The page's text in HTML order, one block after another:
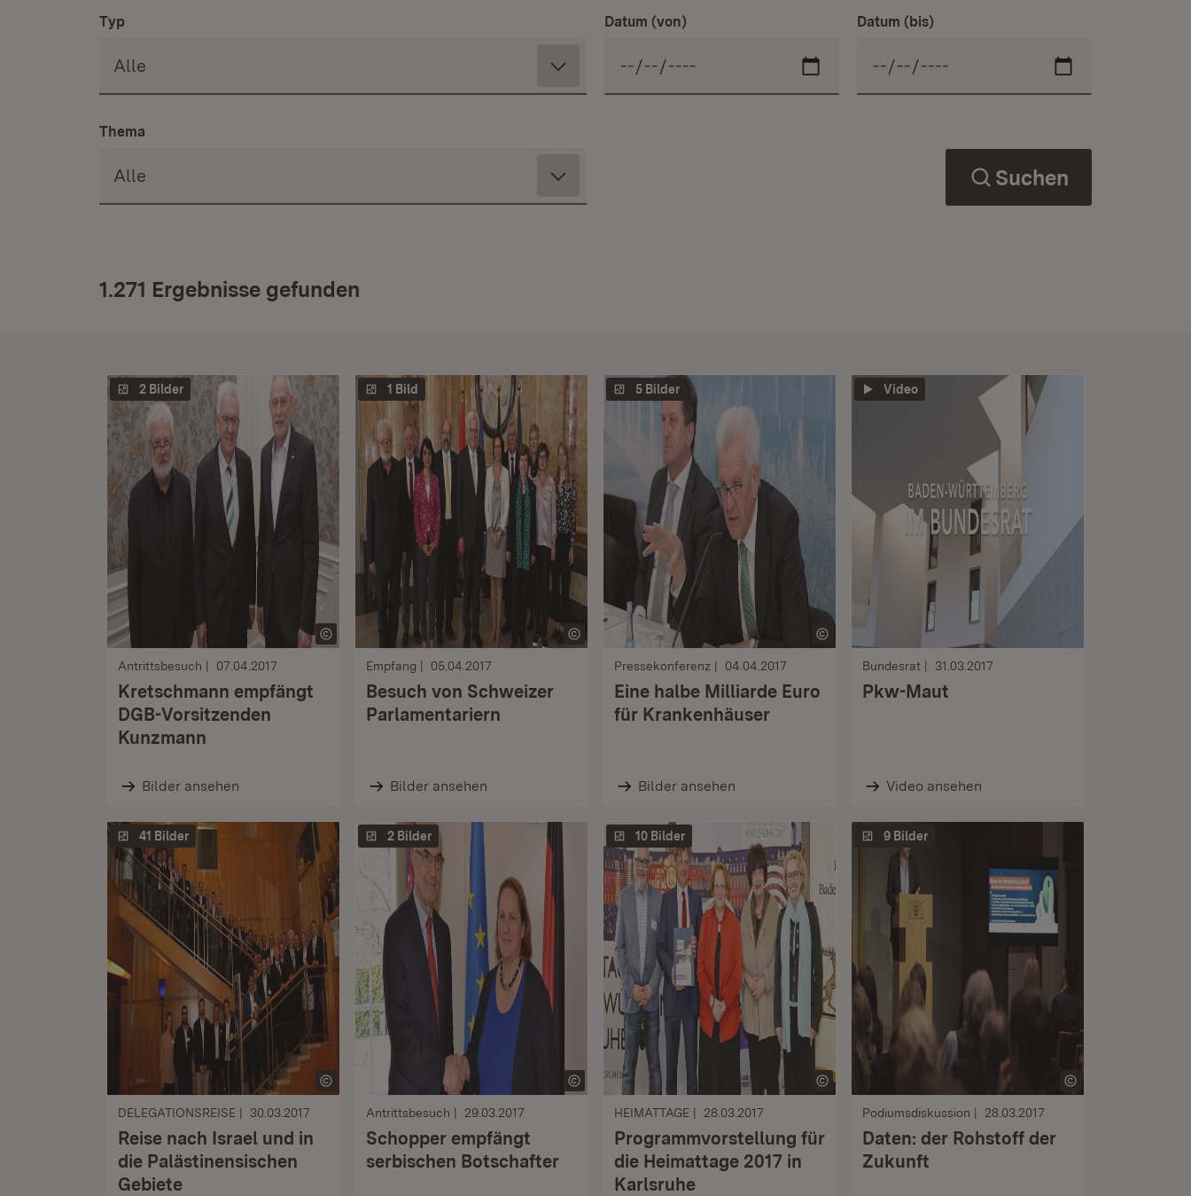
Typ Datum (von) Datum (bis)
Thema
Suchen
1.271 Ergebnisse gefunden
2 Bilder
Antrittsbesuch 07.04.2017
Kretschmann empfängt
DGB-Vorsitzenden
Kunzmann
Bilder ansehen
1 Bild
Empfang 05.04.2017
Besuch von Schweizer
Parlamentariern
Bilder ansehen
5 Bilder
Pressekonferenz 04.04.2017
Eine halbe Milliarde Euro
für Krankenhäuser
Bilder ansehen
Video
Bundesrat 31.03.2017
Pkw-Maut
Video ansehen
41 Bilder
DELEGATIONSREISE 30.03.2017
Reise nach Israel und in
die Palästinensischen
Gebiete
2 Bilder
Antrittsbesuch 29.03.2017
Schopper empfängt
serbischen Botschafter
10 Bilder
HEIMATTAGE 28.03.2017
Programmvorstellung für
die Heimattage 2017 in
Karlsruhe
9 Bilder
Podiumsdiskussion 28.03.2017
Daten: der Rohstoff der
Zukunft